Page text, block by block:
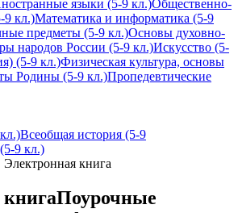
языки (5-9 кл.)Общественно-
9 кл.)Математика и информатика (5-9
предметы (5-9 кл.)Основы духовно-
народов России (5-9 кл.)Искусство (5-
(5-9 кл.)Физическая культура, основы
Родины (5-9 кл.)Пропедевтические
Всеобщая история (5-9
9 кл.)
Электронная книга
Поурочные